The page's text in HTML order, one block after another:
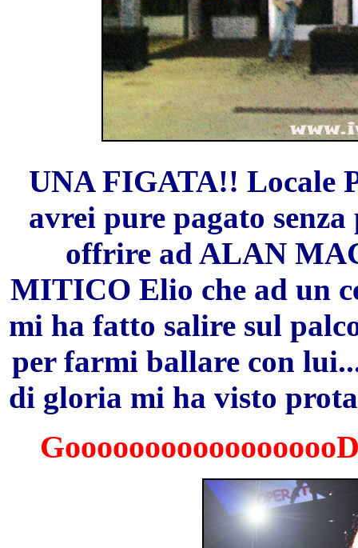
UNA FIGATA!! Locale
avrei pure pagato
offrire ad ALAN
MITICO Elio che ad un
mi ha fatto salire sul
per farmi ballare con
di gloria mi ha visto